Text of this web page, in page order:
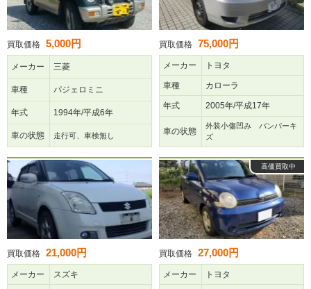
買取価格 5,000円
メーカー 三菱
車種 パジェロミニ
年式 1994年/平成6年
車の状態 走行可、車検無し
買取価格 75,000円
メーカー トヨタ
車種 カローラ
年式 2005年/平成17年
車の状態
外装小傷凹み バンパーキ
ズ
買取価格 21,000円
メーカー スズキ
高価買取中
買取価格 27,000円
メーカー トヨタ